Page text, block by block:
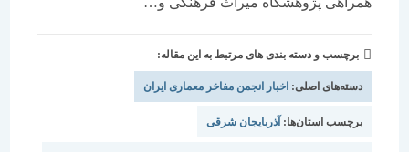
برچسب و دسته بندی های مرتبط به این مقاله:
دسته‌های اصلی:اخبار انجمن مفاخر معماری ایران
برچسب استان‌ها:آذربایجان شرقی